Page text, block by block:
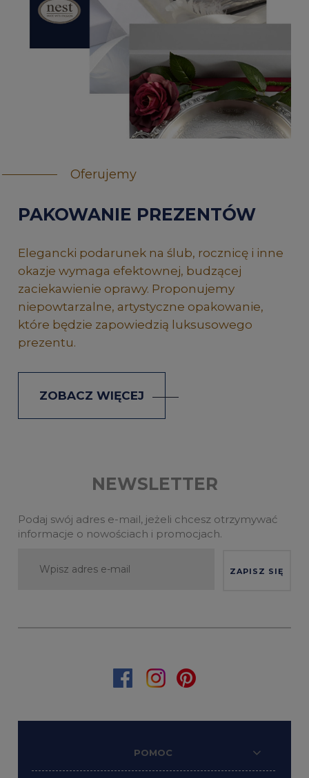
Oferujemy
PAKOWANIE PREZENTÓW
Elegancki podarunek na ślub, rocznicę i inne
okazje wymaga efektownej, budzącej
zaciekawienie oprawy. Proponujemy
niepowtarzalne, artystyczne opakowanie,
które będzie zapowiedzią luksusowego
prezentu.
ZOBACZ WIĘCEJ
NEWSLETTER
Podaj swój adres e-mail, jeżeli chcesz otrzymywać
informacje o nowościach i promocjach.
ZAPISZ SIĘ
POMOC